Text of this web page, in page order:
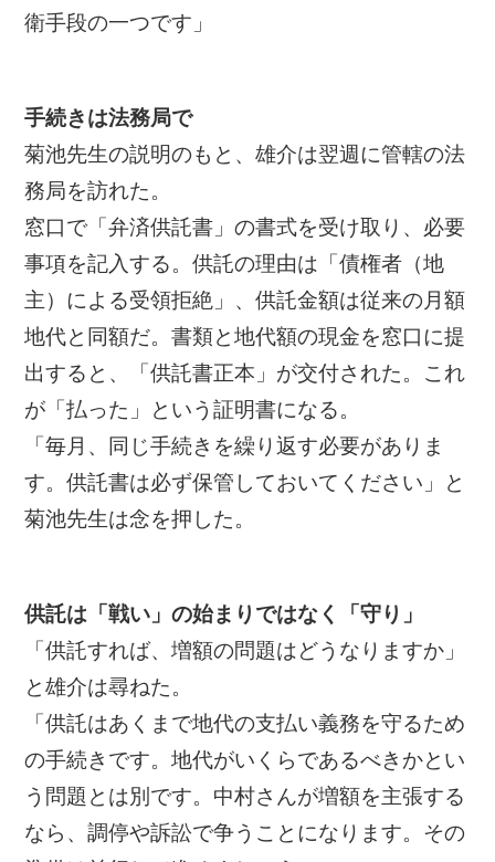
衛手段の一つです」
手続きは法務局で
菊池先生の説明のもと、雄介は翌週に管轄の法
務局を訪れた。
窓口で「弁済供託書」の書式を受け取り、必要
事項を記入する。供託の理由は「債権者（地
主）による受領拒絶」、供託金額は従来の月額
地代と同額だ。書類と地代額の現金を窓口に提
出すると、「供託書正本」が交付された。これ
が「払った」という証明書になる。
「毎月、同じ手続きを繰り返す必要がありま
す。供託書は必ず保管しておいてください」と
菊池先生は念を押した。
供託は「戦い」の始まりではなく「守り」
「供託すれば、増額の問題はどうなりますか」
と雄介は尋ねた。
「供託はあくまで地代の支払い義務を守るため
の手続きです。地代がいくらであるべきかとい
う問題とは別です。中村さんが増額を主張する
なら、調停や訴訟で争うことになります。その